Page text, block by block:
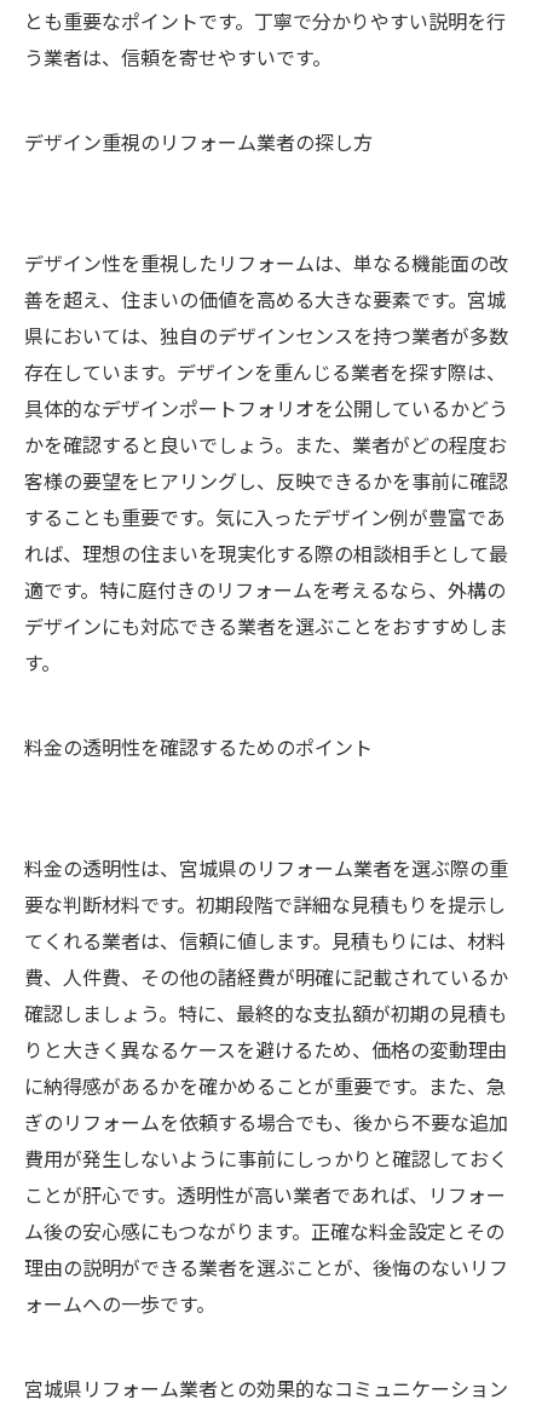
とも重要なポイントです。丁寧で分かりやすい説明を行
う業者は、信頼を寄せやすいです。
デザイン重視のリフォーム業者の探し方
デザイン性を重視したリフォームは、単なる機能面の改
善を超え、住まいの価値を高める大きな要素です。宮城
県においては、独自のデザインセンスを持つ業者が多数
存在しています。デザインを重んじる業者を探す際は、
具体的なデザインポートフォリオを公開しているかどう
かを確認すると良いでしょう。また、業者がどの程度お
客様の要望をヒアリングし、反映できるかを事前に確認
することも重要です。気に入ったデザイン例が豊富であ
れば、理想の住まいを現実化する際の相談相手として最
適です。特に庭付きのリフォームを考えるなら、外構の
デザインにも対応できる業者を選ぶことをおすすめしま
す。
料金の透明性を確認するためのポイント
料金の透明性は、宮城県のリフォーム業者を選ぶ際の重
要な判断材料です。初期段階で詳細な見積もりを提示し
てくれる業者は、信頼に値します。見積もりには、材料
費、人件費、その他の諸経費が明確に記載されているか
確認しましょう。特に、最終的な支払額が初期の見積も
りと大きく異なるケースを避けるため、価格の変動理由
に納得感があるかを確かめることが重要です。また、急
ぎのリフォームを依頼する場合でも、後から不要な追加
費用が発生しないように事前にしっかりと確認しておく
ことが肝心です。透明性が高い業者であれば、リフォー
ム後の安心感にもつながります。正確な料金設定とその
理由の説明ができる業者を選ぶことが、後悔のないリフ
ォームへの一歩です。
宮城県リフォーム業者との効果的なコミュニケーション